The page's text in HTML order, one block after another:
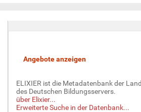
ELIXIER ist die Metadatenbank der
des Deutschen Bildungsservers.
über Elixier...
Erweiterte Suche in der Datenbank...